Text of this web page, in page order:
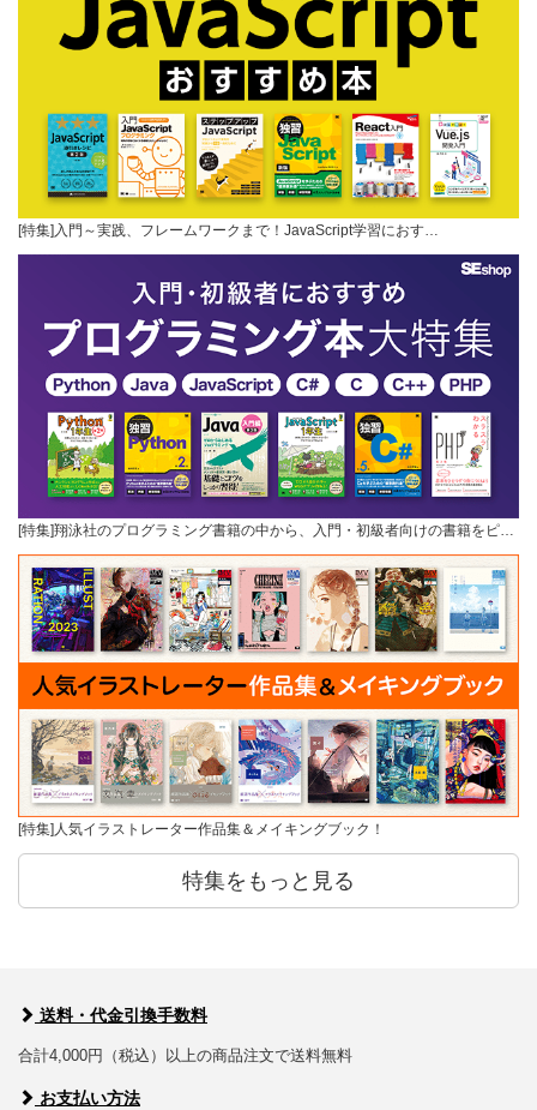
[特集]入門～実践、フレームワークまで！JavaScript学習におす…
[特集]翔泳社のプログラミング書籍の中から、入門・初級者向けの書籍をピ…
[特集]人気イラストレーター作品集＆メイキングブック！
特集をもっと見る
送料・代金引換手数料
合計4,000円（税込）以上の商品注文で送料無料
お支払い方法